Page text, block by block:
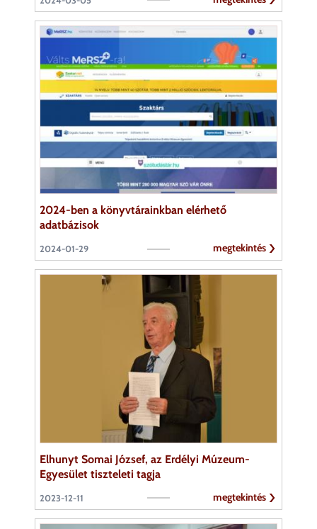
2024-ben a könyvtárainkban elérhető
adatbázisok
megtekintés
2024-01-29
Elhunyt Somai József, az Erdélyi Múzeum-
Egyesület tiszteleti tagja
megtekintés
2023-12-11